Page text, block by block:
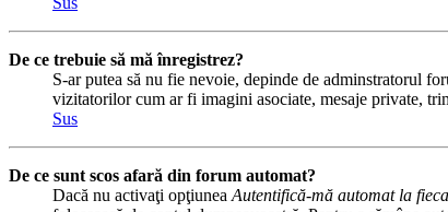
De ce trebuie să mă înregistrez?
S-ar putea să nu fie nevoie, depinde de adminstratorul
vizitatorilor cum ar fi imagini asociate, mesaje private,
Sus
De ce sunt scos afară din forum automat?
Dacă nu activaţi opţiunea Autentifică-mă automat la